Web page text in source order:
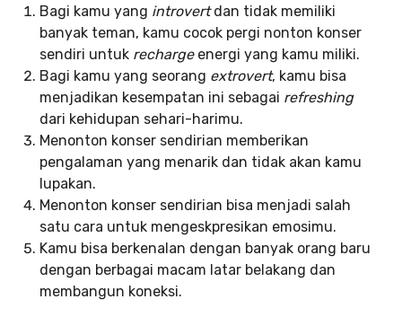
Bagi kamu yang introvertdan tidak memiliki
banyak teman, kamu cocok pergi nonton konser
sendiri untuk rechargeenergi yang kamu miliki.
Bagi kamu yang seorang extrovert, kamu bisa
menjadikan kesempatan ini sebagai refreshing
dari kehidupan sehari-harimu.
Menonton konser sendirian memberikan
pengalaman yang menarik dan tidak akan kamu
lupakan.
Menonton konser sendirian bisa menjadi salah
satu cara untuk mengeskpresikan emosimu.
Kamu bisa berkenalan dengan banyak orang baru
dengan berbagai macam latar belakang dan
membangun koneksi.